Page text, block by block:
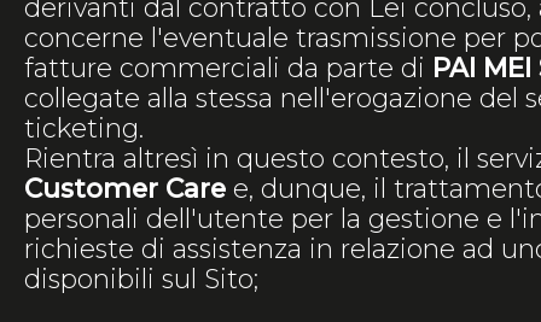
derivanti dal contratto con Lei
concerne l'eventuale trasmissione per
fatture commerciali da parte di PAI MEI
collegate alla stessa nell'erogazione del
ticketing.
Rientra altresì in questo contesto, il
Customer Care e, dunque, il
personali dell'utente per la gestione e
richieste di assistenza in relazione ad
disponibili sul Sito;